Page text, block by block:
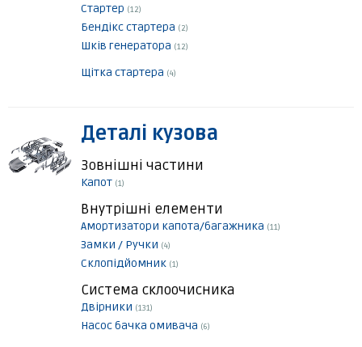
Стартер (12)
Бендікс стартера (2)
Шків генератора (12)
Щітка стартера (4)
Деталі кузова
Зовнішні частини
Капот (1)
Внутрішні елементи
Амортизатори капота/багажника (11)
Замки / Ручки (4)
Склопідйомник (1)
Система склоочисника
Двірники (131)
Насос бачка омивача (6)